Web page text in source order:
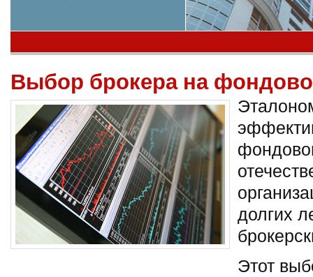
Выбор брокера на
долгих
Этот